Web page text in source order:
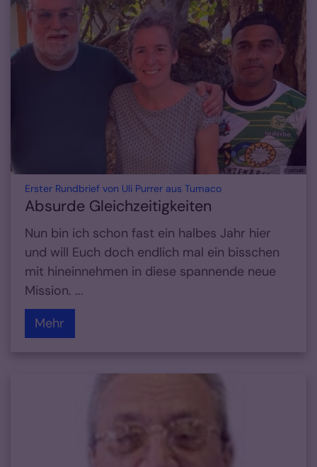
© privat
Erster Rundbrief von Uli Purrer aus Tumaco:
Absurde Gleichzeitigkeiten
Nun bin ich schon fast ein halbes Jahr hier
und will Euch doch endlich mal ein bisschen
mit hineinnehmen in diese spannende neue
Mission. ...
Mehr